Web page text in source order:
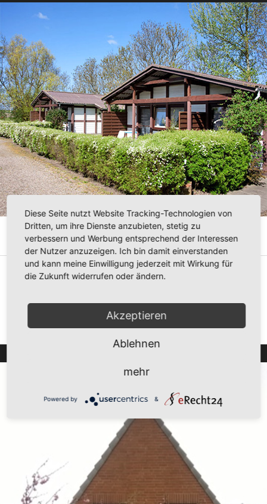
Ferienhof Brandt
4 Ferienhäuser für bis zu 5 Personen
34) 22 43, info@ferienhof-brandt.de,www.ferienhof-
Diese Seite nutzt Website Tracking-Technologien von
Dritten, um ihre Dienste anzubieten, stetig zu
verbessern und Werbung entsprechend der Interessen
der Nutzer anzuzeigen. Ich bin damit einverstanden
und kann meine Einwilligung jederzeit mit Wirkung für
die Zukunft widerrufen oder ändern.
Akzeptieren
Ablehnen
mehr
Powered by &